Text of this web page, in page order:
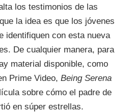
los testimonios de las
la idea es que los jóvenes
identifiquen con esta nueva
De cualquier manera, para
material disponible, como
Prime Video, Being Serena
sobre cómo el padre de
en súper estrellas.